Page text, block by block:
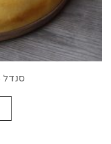
סנדל 526 | צהוב חרדל